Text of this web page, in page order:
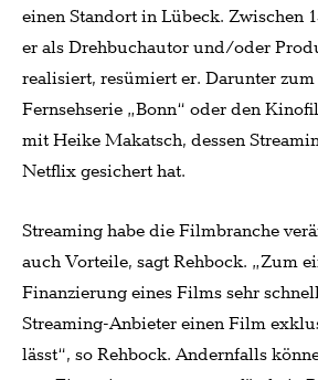
einen Standort in Lübeck. Zwischen
er als Drehbuchautor und/oder
realisiert, resümiert er. Darunter
Fernsehserie „Bonn“ oder den
mit Heike Makatsch, dessen
Netflix gesichert hat.
Streaming habe die Filmbranche
auch Vorteile, sagt Rehbock. „Zum
Finanzierung eines Films sehr
Streaming-Anbieter einen Film
lässt“, so Rehbock. Andernfalls